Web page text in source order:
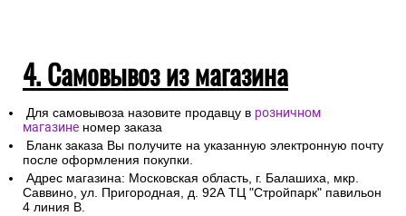
4. Самовывоз из магазина
Для самовывоза назовите продавцу в розничном
магазине номер заказа
Бланк заказа Вы получите на указанную электронную почту
после оформления покупки.
Адрес магазина: Московская область, г. Балашиха, мкр.
Саввино, ул. Пригородная, д. 92А ТЦ "Стройпарк" павильон
4 линия В.